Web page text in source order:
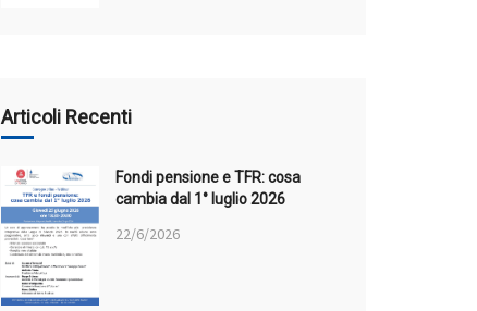
Articoli Recenti
Fondi pensione e TFR: cosa
cambia dal 1° luglio 2026
22/6/2026